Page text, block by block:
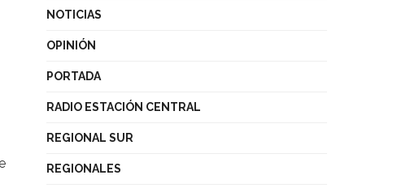
NOTICIAS
OPINIÓN
PORTADA
RADIO ESTACIÓN CENTRAL
REGIONAL SUR
REGIONALES